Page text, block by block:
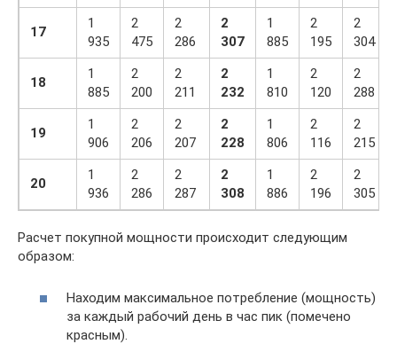
17
1
935
2
475
2
286
2
307
1
885
2
195
2
304
18
1
885
2
200
2
211
2
232
1
810
2
120
2
288
19
1
906
2
206
2
207
2
228
1
806
2
116
2
215
20
1
936
2
286
2
287
2
308
1
886
2
196
2
305
Расчет покупной мощности происходит следующим
образом:
Находим максимальное потребление (мощность)
за каждый рабочий день в час пик (помечено
красным).